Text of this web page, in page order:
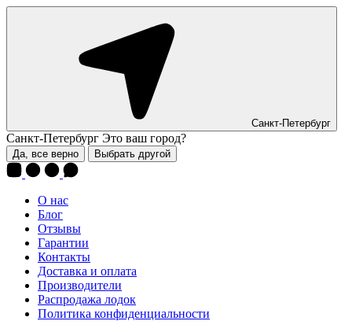
Санкт-Петербург
Санкт-Петербург Это ваш город?
Да, все верно Выбрать другой
О нас
Блог
Отзывы
Гарантии
Контакты
Доставка и оплата
Производители
Распродажа лодок
Политика конфиденциальности